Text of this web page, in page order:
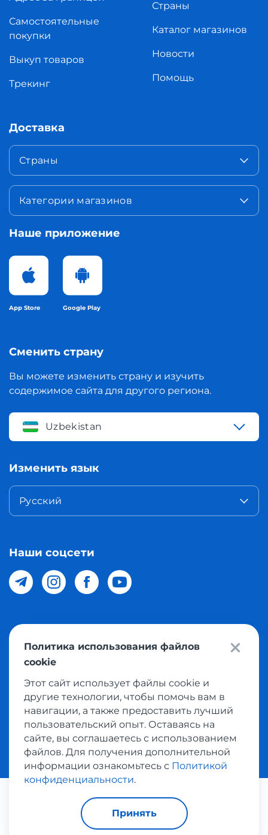
Самостоятельные
покупки
Выкуп товаров
Трекинг
Страны
Каталог магазинов
Новости
Помощь
Доставка
Страны
Категории магазинов
Наше приложение
App Store Google Play
Сменить страну
Вы можете изменить страну и изучить
содержимое сайта для другого региона.
Uzbekistan
Изменить язык
Русский
Наши соцсети
© 2026 Meest Shopping доставка покупок с интернет
магазинов мира в Узбекистан. Все права защищены
Политика конфиденциальности
Публичная оферта
Условия использования сервисом выкупа товаров
Платежные системы:
Политика использования файлов
cookie
Этот сайт использует файлы cookie и
другие технологии, чтобы помочь вам в
навигации, а также предоставить лучший
пользовательский опыт. Оставаясь на
сайте, вы соглашаетесь с использованием
файлов. Для получения дополнительной
информации ознакомьтесь с Политикой
конфиденциальности.
Принять